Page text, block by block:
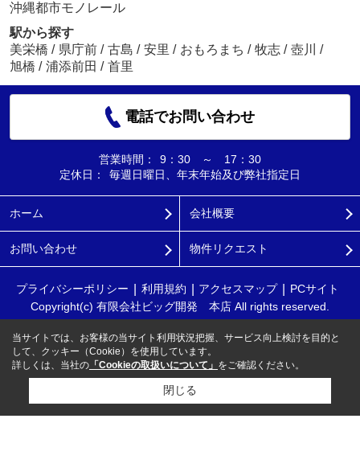
沖縄都市モノレール
駅から探す
美栄橋 / 県庁前 / 古島 / 安里 / おもろまち / 牧志 / 壺川 /
旭橋 / 浦添前田 / 首里
電話でお問い合わせ
営業時間：
9：30 ～ 17：30
定休日：
毎週日曜日、年末年始及び弊社指定日
ホーム 会社概要
お問い合わせ 物件リクエスト
プライバシーポリシー 利用規約 アクセスマップ
PCサイト
Copyright(c) 有限会社ビッグ開発 本店 All rights reserved.
当サイトでは、お客様の当サイト利用状況把握、サービス向上検討を目的と
して、クッキー（Cookie）を使用しています。
詳しくは、当社の 「Cookieの取扱いについて」 をご確認ください。
閉じる